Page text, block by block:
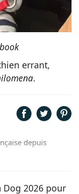
errant,
.
depuis
faire vivre.
Dog 2026 pour